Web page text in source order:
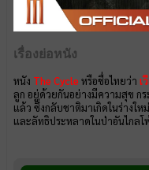
เรื่องย่อหนัง
หนัง The Cycle หรือชื่อไทยว่า เ
ลูก อยู่ด้วยกันอย่างมีความสุข ก
แล้ว ซึ่งกลับชาติมาเกิดในร่างใ
และลัทธิประหลาดในป่าอันไกลโ